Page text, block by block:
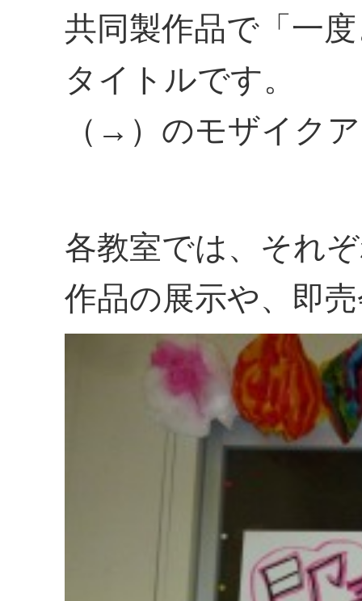
共同製作品で「一
タイトルです。
（→）のモザイク
各教室では、それ
作品の展示や、即